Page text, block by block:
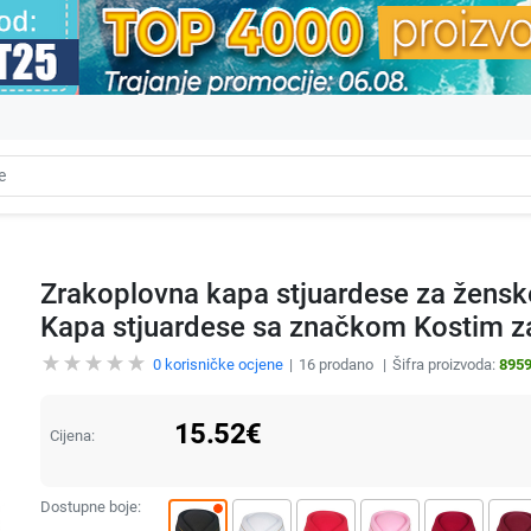
Zrakoplovna kapa stjuardese za
Kapa stjuardese sa značkom Kostim
0korisničke ocjene 16prodano Šifra proizvoda:
Cijena: 15.52€
Dostupne boje: